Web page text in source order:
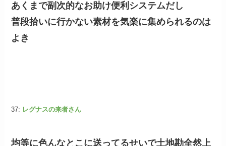
あくまで副次的なお助け便利システムだし
普段拾いに行かない素材を気楽に集められるのは
よき
37: レグナスの来者さん
均等に色んなとこに送ってるせいで土地勘全然上